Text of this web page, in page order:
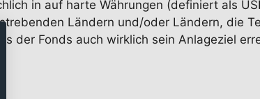
in auf harte Währungen (definiert als
Ländern und/oder Ländern, die
der Fonds auch wirklich sein Anlageziel